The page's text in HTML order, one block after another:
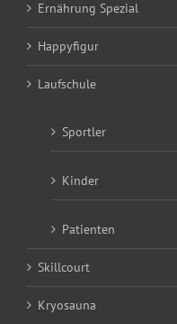
Ernährung Spezial
Happyfigur
Laufschule
Sportler
Kinder
Patienten
Skillcourt
Kryosauna